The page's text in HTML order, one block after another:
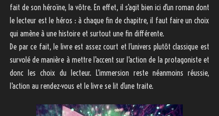
fait de son héroïne, la vôtre. En effet, il s’agit bien ici d’un roman dont
le lecteur est le héros : à chaque fin de chapitre, il faut faire un choix
qui amène à une histoire et surtout une fin différente.
De par ce fait, le livre est assez court et l’univers plutôt classique est
survolé de manière à mettre l’accent sur l’action de la protagoniste et
donc les choix du lecteur. L’immersion reste néanmoins réussie,
l’action au rendez-vous et le livre se lit d’une traite.